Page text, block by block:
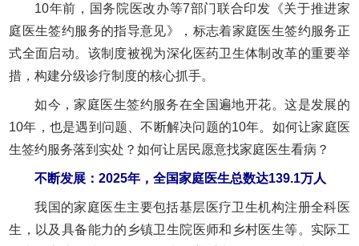
10年前，国务院医改办等7部门联合印发《关于推进家
庭医生签约服务的指导意见》，标志着家庭医生签约服务正
式全面启动。该制度被视为深化医药卫生体制改革的重要举
措，构建分级诊疗制度的核心抓手。
如今，家庭医生签约服务在全国遍地开花。这是发展的
10年，也是遇到问题、不断解决问题的10年。如何让家庭医
生签约服务落到实处？如何让居民愿意找家庭医生看病？
不断发展：2025年，全国家庭医生总数达139.1万人
我国的家庭医生主要包括基层医疗卫生机构注册全科医
生，以及具备能力的乡镇卫生院医师和乡村医生等。实际工